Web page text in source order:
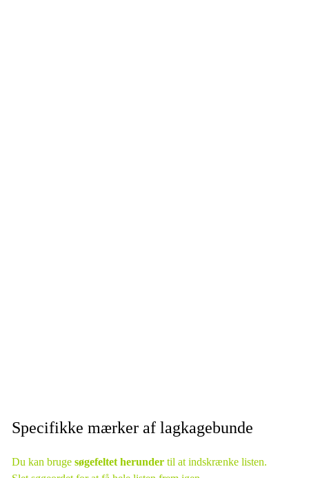
Specifikke mærker af lagkagebunde
Du kan bruge søgefeltet herundertil at indskrænke listen.